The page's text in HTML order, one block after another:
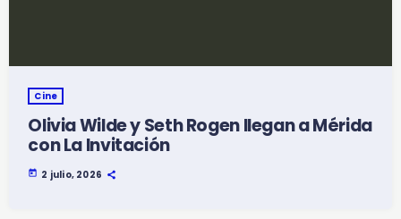
Cine
Olivia Wilde y Seth Rogen llegan a Mérida
con La Invitación
today 2 julio, 2026